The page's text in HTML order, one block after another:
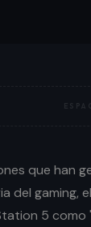
que han
del gaming,
5